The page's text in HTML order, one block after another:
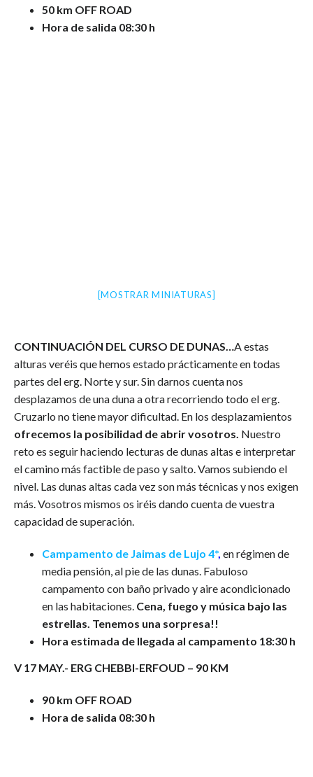
50 km OFF ROAD
Hora de salida 08:30 h
[MOSTRAR MINIATURAS]
CONTINUACIÓN DEL CURSO DE DUNAS…A estas
alturas veréis que hemos estado prácticamente en todas
partes del erg. Norte y sur. Sin darnos cuenta nos
desplazamos de una duna a otra recorriendo todo el erg.
Cruzarlo no tiene mayor dificultad. En los desplazamientos
ofrecemos la posibilidad de abrir vosotros. Nuestro
reto es seguir haciendo lecturas de dunas altas e interpretar
el camino más factible de paso y salto. Vamos subiendo el
nivel. Las dunas altas cada vez son más técnicas y nos exigen
más. Vosotros mismos os iréis dando cuenta de vuestra
capacidad de superación.
Campamento de Jaimas de Lujo 4*, en régimen de
media pensión, al pie de las dunas. Fabuloso
campamento con baño privado y aire acondicionado
en las habitaciones. Cena, fuego y música bajo las
estrellas. Tenemos una sorpresa!!
Hora estimada de llegada al campamento 18:30 h
V 17 MAY.- ERG CHEBBI-ERFOUD – 90 KM
90 km OFF ROAD
Hora de salida 08:30 h